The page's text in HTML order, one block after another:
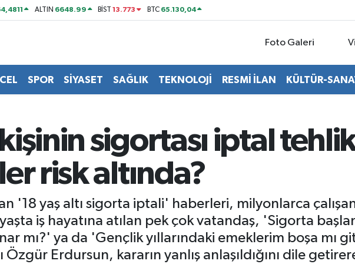
ALTIN 6648.99 BİST13.773 BTC 65.130,04
Foto Galeri
SPOR SİYASET SAĞLIK TEKNOLOJİ RESMİ İLAN KÜLTÜR-
sigortası iptal
risk altında?
'18 yaş altı sigorta iptali' haberleri, milyonlarca
iş hayatına atılan pek çok vatandaş, 'Sigorta
mı?' ya da 'Gençlik yıllarındaki emeklerim boşa mı
Özgür Erdursun, kararın yanlış anlaşıldığını dile